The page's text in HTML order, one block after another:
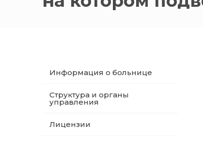
Информация о больнице
Структура и органы
управления
Лицензии